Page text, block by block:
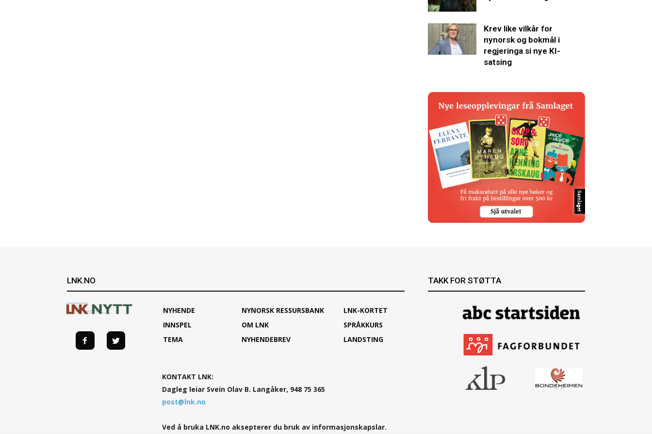
Krev like vilkår for
nynorsk og bokmål i
regjeringa si nye KI-
satsing
LNK.NO
NYHENDE
INNSPEL
TEMA
NYNORSK RESSURSBANK
OM LNK
NYHENDEBREV
LNK-KORTET
SPRÅKKURS
LANDSTING
KONTAKT LNK:
Dagleg leiar Svein Olav B. Langåker, 948 75 365
post@lnk.no
Ved å bruka LNK.no aksepterer du bruk av informasjonskapslar.
TAKK FOR STØTTA